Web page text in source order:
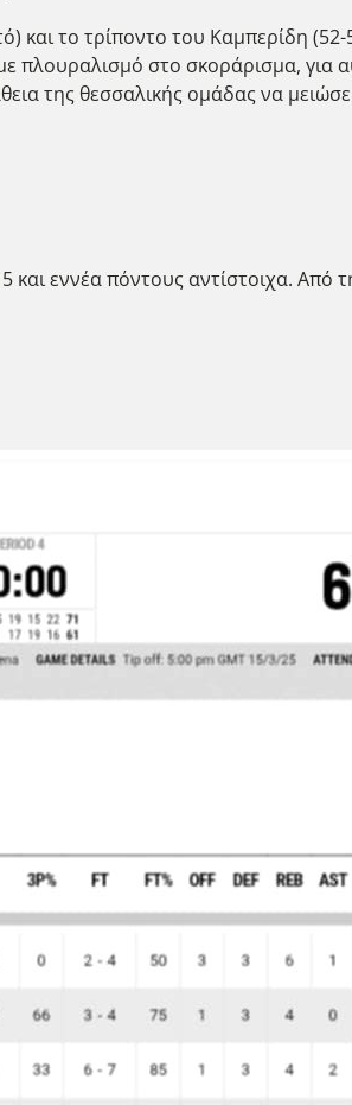
και το τρίποντο του Καμπερίδη
πλουραλισμό στο σκοράρισμα, για
της θεσσαλικής ομάδας να
εννέα πόντους αντίστοιχα. Από